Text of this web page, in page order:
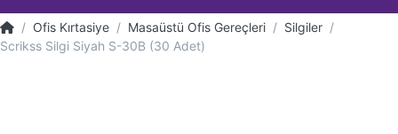
Ofis Kırtasiye Masaüstü Ofis Gereçleri
Silgiler
Scrikss Silgi Siyah S-30B (30 Adet)